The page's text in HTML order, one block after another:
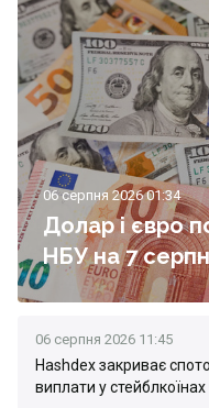
06 серпня 2026 01:34
Долар і євро
НБУ на 7
06 серпня 2026 11:45
Hashdex закриває
виплати у